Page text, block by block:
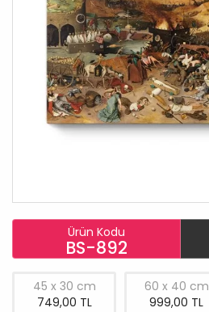
Ürün Kodu
BS-892
45 x 30 cm
749,00 TL
60 x 40 cm
999,00 TL